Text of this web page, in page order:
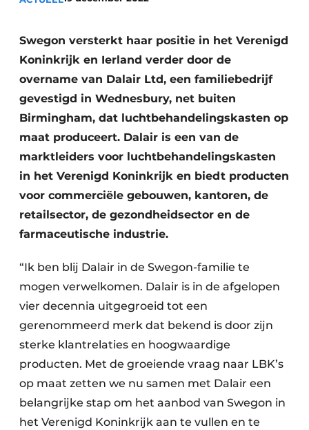
Vacatures
Video’s
Binnenklimaat
Brandbeveiliging
Ventilatie
Warmtepompen
Swegon versterkt haar positie in het Verenigd
Koninkrijk en Ierland verder door de
overname van Dalair Ltd, een familiebedrijf
gevestigd in Wednesbury, net buiten
Birmingham, dat luchtbehandelingskasten op
maat produceert. Dalair is een van de
marktleiders voor luchtbehandelingskasten
in het Verenigd Koninkrijk en biedt producten
voor commerciële gebouwen, kantoren, de
retailsector, de gezondheidsector en de
farmaceutische industrie.
“Ik ben blij Dalair in de Swegon-familie te
mogen verwelkomen. Dalair is in de afgelopen
vier decennia uitgegroeid tot een
gerenommeerd merk dat bekend is door zijn
sterke klantrelaties en hoogwaardige
producten. Met de groeiende vraag naar LBK’s
op maat zetten we nu samen met Dalair een
belangrijke stap om het aanbod van Swegon in
het Verenigd Koninkrijk aan te vullen en te